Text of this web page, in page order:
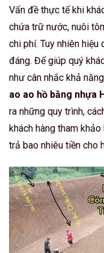
Vấn đề thực tế khi
chứa trữ nước, nuôi
chi phí. Tuy nhiên
đáng. Để giúp quý
như cân nhắc khả
ao ao hồ bằng nhựa
ra những quy trình,
khách hàng tham
trả bao nhiêu tiền cho